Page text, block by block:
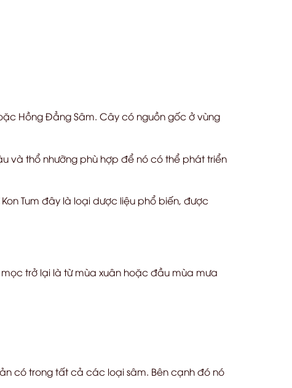
Hồng Đẳng Sâm. Cây có nguồn gốc ở vùng
và thổ nhưỡng phù hợp để nó có thể phát triển
Tum đây là loại dược liệu phổ biến, được
trở lại là từ mùa xuân hoặc đầu mùa mưa
có trong tất cả các loại sâm. Bên cạnh đó nó